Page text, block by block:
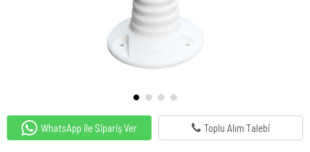
WhatsApp ile Sipariş Ver Toplu Alım Talebi